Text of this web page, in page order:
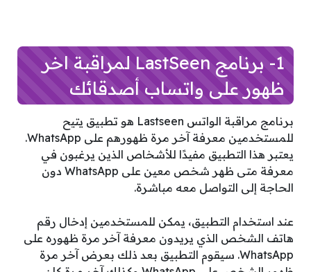
1- برنامج LastSeen لمراقبة اخر
ظهور على واتساب أصدقائك
برنامج مراقبة الواتس Lastseen هو تطبيق يتيح
للمستخدمين معرفة آخر مرة ظهورهم على WhatsApp.
يعتبر هذا التطبيق مفيدًا للأشخاص الذين يرغبون في
معرفة متى ظهر شخص معين على WhatsApp دون
الحاجة إلى التواصل معه مباشرة.
عند استخدام التطبيق، يمكن للمستخدمين إدخال رقم
هاتف الشخص الذي يريدون معرفة آخر مرة ظهوره على
WhatsApp. سيقوم التطبيق بعد ذلك بعرض آخر مرة